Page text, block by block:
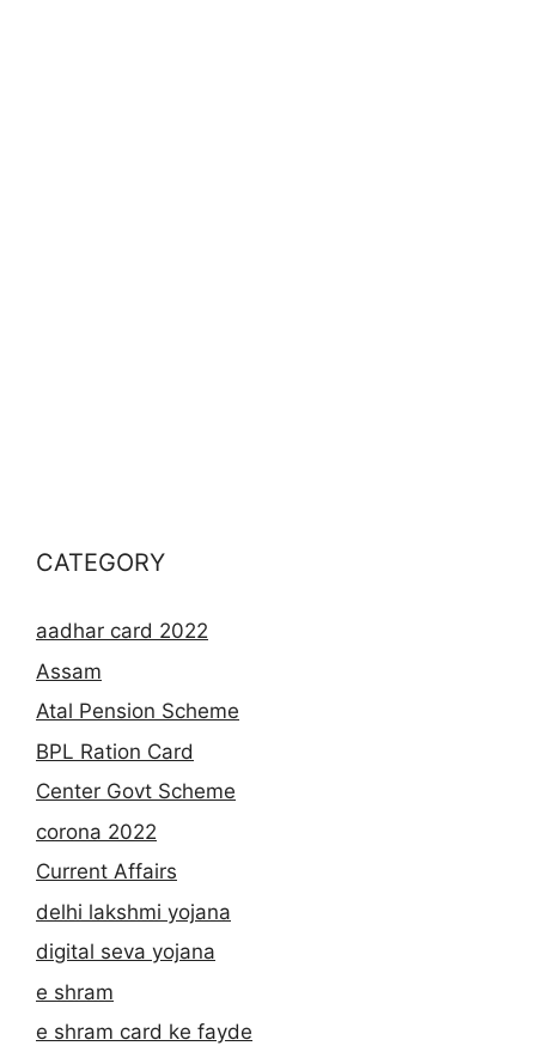
CATEGORY
aadhar card 2022
Assam
Atal Pension Scheme
BPL Ration Card
Center Govt Scheme
corona 2022
Current Affairs
delhi lakshmi yojana
digital seva yojana
e shram
e shram card ke fayde